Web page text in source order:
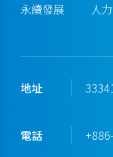
永續發展 人
地址
電話